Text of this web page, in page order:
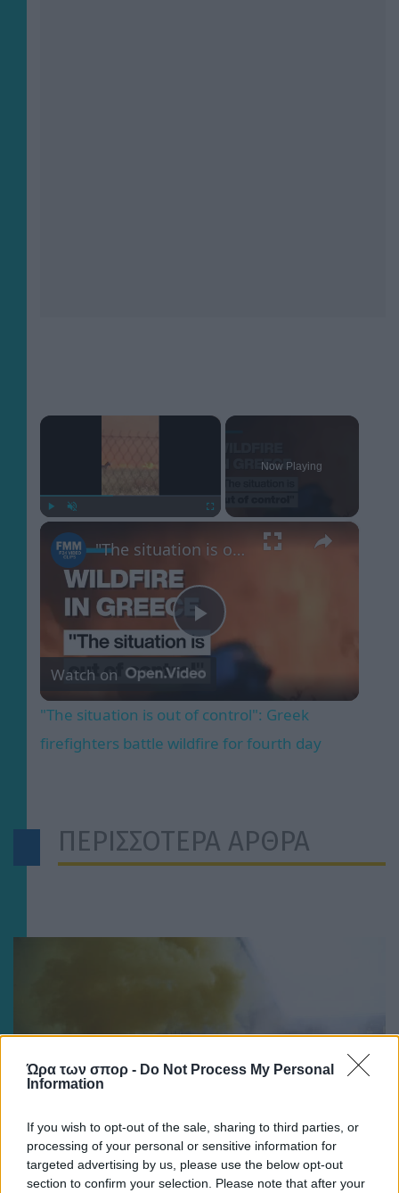
Ώρα των σπορ - Do Not Process My Personal
Information
If you wish to opt-out of the sale, sharing to third parties, or
processing of your personal or sensitive information for
targeted advertising by us, please use the below opt-out
section to confirm your selection. Please note that after your
×
Now Playing
×
Play
Video
"The situation is out of control": Greek firefighters battle wildfire for fourth day
Watch on
"The situation is out of control": Greek
firefighters battle wildfire for fourth day
ΠΕΡΙΣΣΟΤΕΡΑ ΑΡΘΡΑ